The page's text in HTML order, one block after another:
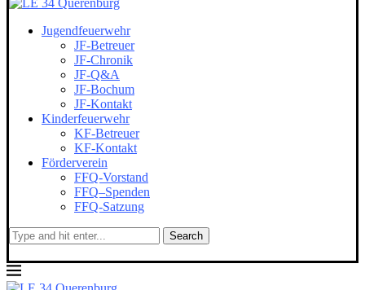
Jugendfeuerwehr
JF-Betreuer
JF-Chronik
JF-Q&A
JF-Bochum
JF-Kontakt
Kinderfeuerwehr
KF-Betreuer
KF-Kontakt
Förderverein
FFQ-Vorstand
FFQ–Spenden
FFQ-Satzung
Search